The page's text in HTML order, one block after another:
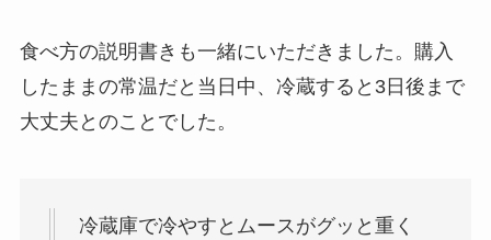
食べ方の説明書きも一緒にいただきました。購入
したままの常温だと当日中、冷蔵すると3日後まで
大丈夫とのことでした。
冷蔵庫で冷やすとムースがグッと重く